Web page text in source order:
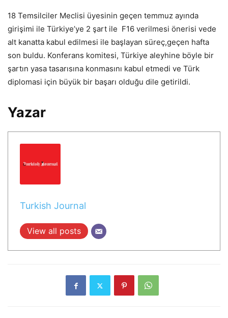
18 Temsilciler Meclisi üyesinin geçen temmuz ayında
girişimi ile Türkiye’ye 2 şart ile F16 verilmesi önerisi vede
alt kanatta kabul edilmesi ile başlayan süreç,geçen hafta
son buldu. Konferans komitesi, Türkiye aleyhine böyle bir
şartın yasa tasarısına konmasını kabul etmedi ve Türk
diplomasi için büyük bir başarı olduğu dile getirildi.
Yazar
Turkish Journal
View all posts